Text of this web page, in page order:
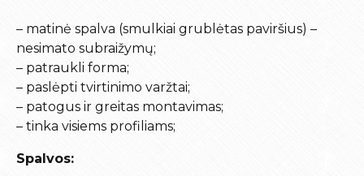
– matinė spalva (smulkiai grublėtas paviršius) –
nesimato subraižymų;
– patraukli forma;
– paslėpti tvirtinimo varžtai;
– patogus ir greitas montavimas;
– tinka visiems profiliams;
Spalvos: